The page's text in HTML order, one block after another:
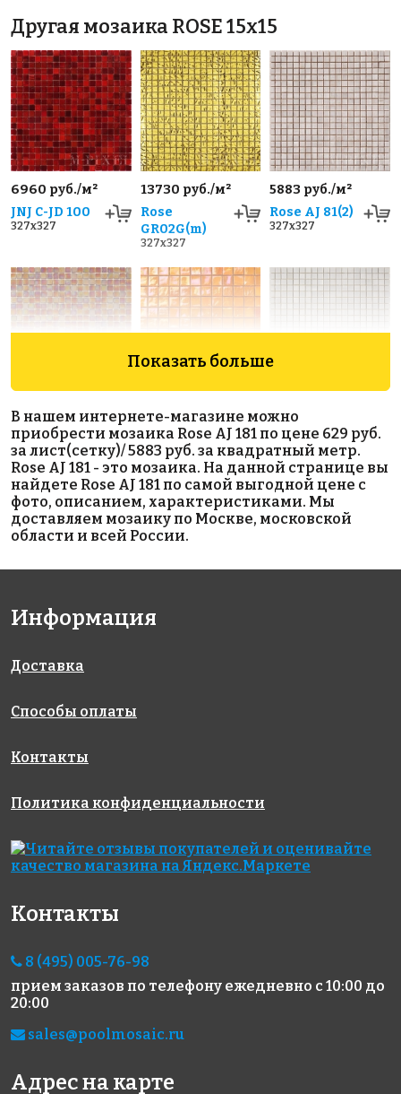
Другая мозаика ROSE 15x15
6960 руб./м²
JNJ C-JD 100
327x327
13730 руб./м²
Rose
GR02G(m)
327x327
5883 руб./м²
Rose AJ 81(2)
327x327
Rose WJ 37(2)
327x327
JNJ IC 92
327x327
Rose AJ 05
327x327
6820 руб./м²
Rose AJ
327x327
Golden Effect
Rose WJ 94
327x327
Rose WJ 35(2)
327x327
Rose AJ 83+5
327x327
Rose AJ 82
Golden Effect
327x327
Показать больше
В нашем интернете-магазине можно
приобрести мозаика Rose AJ 181 по цене 629 руб.
за лист(сетку)/ 5883 руб. за квадратный метр.
Rose AJ 181 - это мозаика. На данной странице вы
найдете Rose AJ 181 по самой выгодной цене с
фото, описанием, характеристиками. Мы
доставляем мозаику по Москве, московской
области и всей России.
Информация
Доставка
Способы оплаты
Контакты
Политика конфиденциальности
Контакты
8 (495) 005-76-98
прием заказов по телефону ежедневно с 10:00 до
20:00
sales@poolmosaic.ru
Адрес на карте